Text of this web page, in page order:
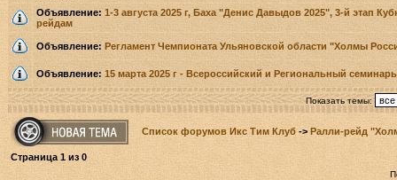
Объявление: 1-3 августа 2025 г, Баха "Денис Давыдов 2025", 3-й этап
рейдам
Объявление: Регламент Чемпионата Ульяновской области "Холмы
Объявление: 15 марта 2025 г - Всероссийский и Региональный
Показать темы:
Список форумов Икс Тим Клуб -> Ралли-рейд
Страница 1 из 0